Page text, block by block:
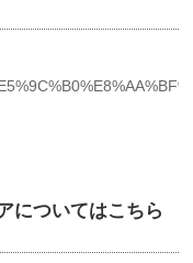
についてはこちら